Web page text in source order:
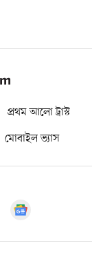
প্রথম আলো ট্রাস্ট
মোবাইল ভ্যাস